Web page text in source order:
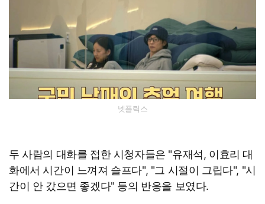
넷플릭스
두 사람의 대화를 접한 시청자들은 "유재석, 이효리 대
화에서 시간이 느껴져 슬프다", "그 시절이 그립다", "시
간이 안 갔으면 좋겠다" 등의 반응을 보였다.